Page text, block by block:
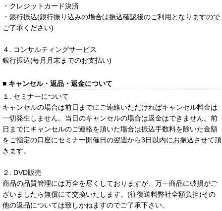
・クレジットカード決済
・銀行振込(銀行振り込みの場合は振込確認後のご利用となりますので
ご了承ください)
４. コンサルティングサービス
銀行振込(毎月月末までのお支払い)
■ キャンセル・返品・返金について
１. セミナーについて
キャンセルの場合は前日までにご連絡いただければキャンセル料金は
一切発生しません。当日のキャンセルの場合は返金はできません。前
日までにキャンセルのご連絡を頂いた場合は振込手数料を除いた金額
をご指定の口座にセミナー開催日の翌週から3日以内にお振込させて頂
きます。
２. DVD販売
商品の品質管理には万全を尽くしておりますが、万一商品に破損がご
ざいましたら無償にて交換いたします。(往復送料弊社全額負担)その
他の返品については致しかねますのでご了承下さい。